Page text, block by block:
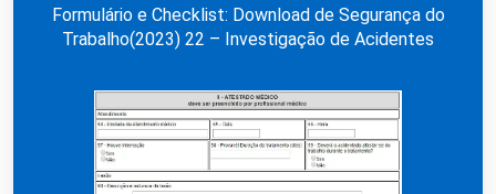
Formulário e Checklist: Download de Segurança do
Trabalho(2023) 22 – Investigação de Acidentes